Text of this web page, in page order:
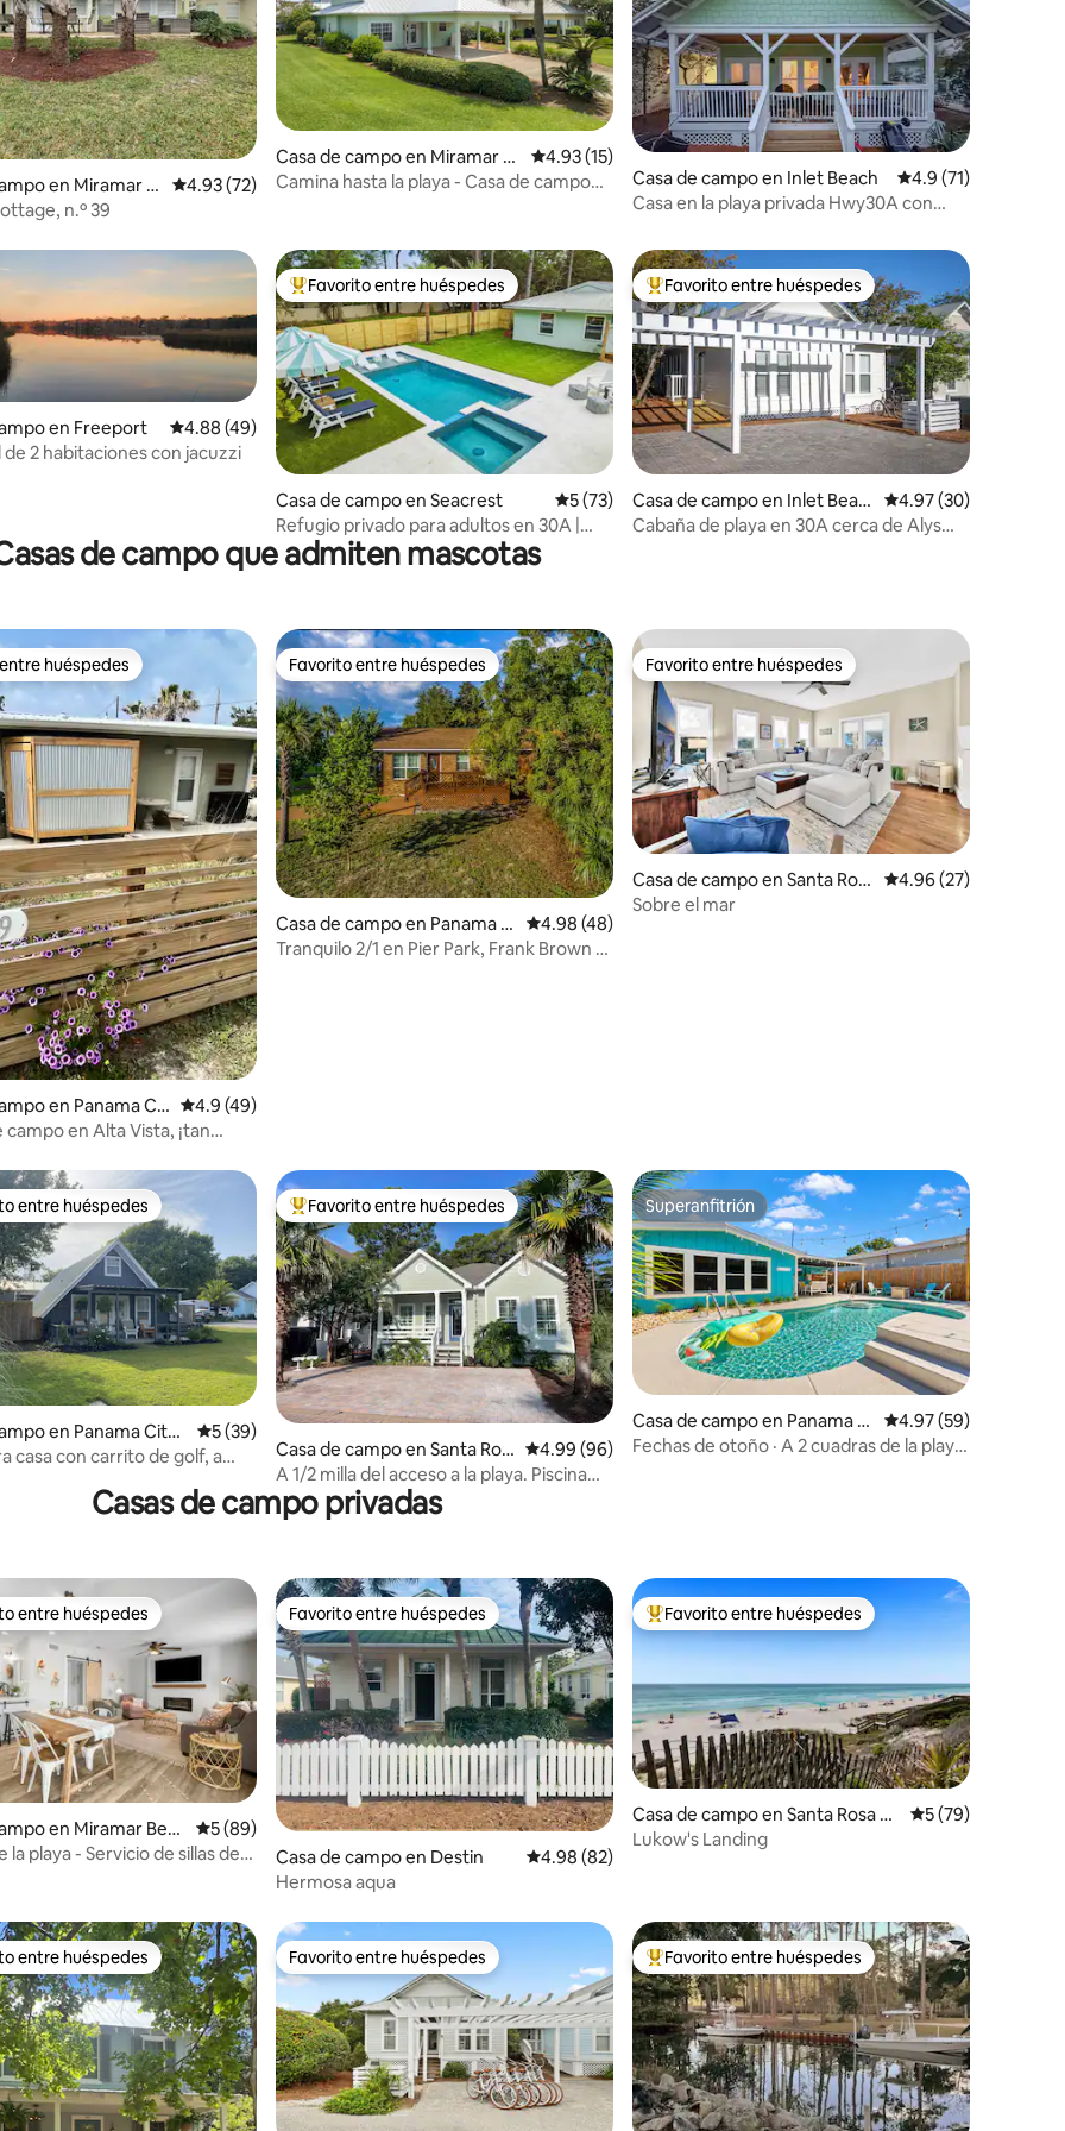
5 de 5; 12 evaluaciones
en Miramar B
Calificación promedio: 4.93 de 5; 72 evaluaciones
4.93 (72)
n.º 39
Casa de campo en Miramar B
each
Calificación promedio: 4.93 de 5; 15 evaluaciones
4.93 (15)
Camina hasta la playa - Casa de campo
Casa de campo en Inlet Beach Calificación
4.9 (71)
Casa en la playa privada Hwy30A con
de 5; 75 evaluaciones
en Freeport Calificación promedio: 4.88 de 5; 49 evaluaciones
4.88 (49)
de 2 habitaciones con jacuzzi
De los mejores en Favorito entre huéspedes
Favorito entre huéspedes
Casa de campo en Seacrest Calificación promedio: 5 de 5; 73 evaluaciones
5 (73)
Refugio privado para adultos en 30A |
Piscina + spa + bicicletas
De los mejores en Favorito entre huéspedes
Favorito entre huéspedes
Casa de campo en Inlet Beac
h
Calificación
4.97 (30)
Cabaña de playa en 30A cerca de Alys
de campo que admiten mascotas
5 de 5; 63 evaluaciones
huéspedes
huéspedes
en Panama Cit Calificación promedio: 4.9 de 5; 49 evaluaciones
4.9 (49)
campo en Alta Vista, ¡tan
Favorito entre huéspedes
Favorito entre huéspedes
Casa de campo en Panama Ci
ty Beach
Calificación promedio: 4.98 de 5; 48 evaluaciones
4.98 (48)
Tranquilo 2/1 en Pier Park, Frank Brown y
Favorito entre huéspedes
Favorito entre huéspedes
Casa de campo en Santa Ros
a Beach
Calificación
4.96 (27)
Sobre el mar
de 5; 123 evaluaciones
en Favorito entre huéspedes
entre huéspedes
en Panama City
Calificación promedio: 5 de 5; 39 evaluaciones
5 (39)
casa con carrito de golf, a
De los mejores en Favorito entre huéspedes
Favorito entre huéspedes
Casa de campo en Santa Ros
a Beach
Calificación promedio: 4.99 de 5; 96 evaluaciones
4.99 (96)
A 1/2 milla del acceso a la playa. Piscina
comunitaria al otro lado de la calle
Superanfitrión
Superanfitrión
Casa de campo en Panama Ci
ty Beach
Calificación
4.97 (59)
Fechas de otoño · A 2 cuadras de la playa
Casas de campo privadas
5 de 5; 3 evaluaciones
en Favorito entre huéspedes
entre huéspedes
en Miramar Beac
Calificación promedio: 5 de 5; 89 evaluaciones
5 (89)
la playa - Servicio de sillas de
Favorito entre huéspedes
Favorito entre huéspedes
Casa de campo en Destin Calificación promedio: 4.98 de 5; 82 evaluaciones
4.98 (82)
Hermosa aqua
De los mejores en Favorito entre huéspedes
Favorito entre huéspedes
Casa de campo en Santa Rosa Be
ach
Calificación
5 (79)
Lukow's Landing
en Favorito entre huéspedes
entre huéspedes Favorito entre huéspedes
Favorito entre huéspedes De los mejores en Favorito entre huéspedes
Favorito entre huéspedes